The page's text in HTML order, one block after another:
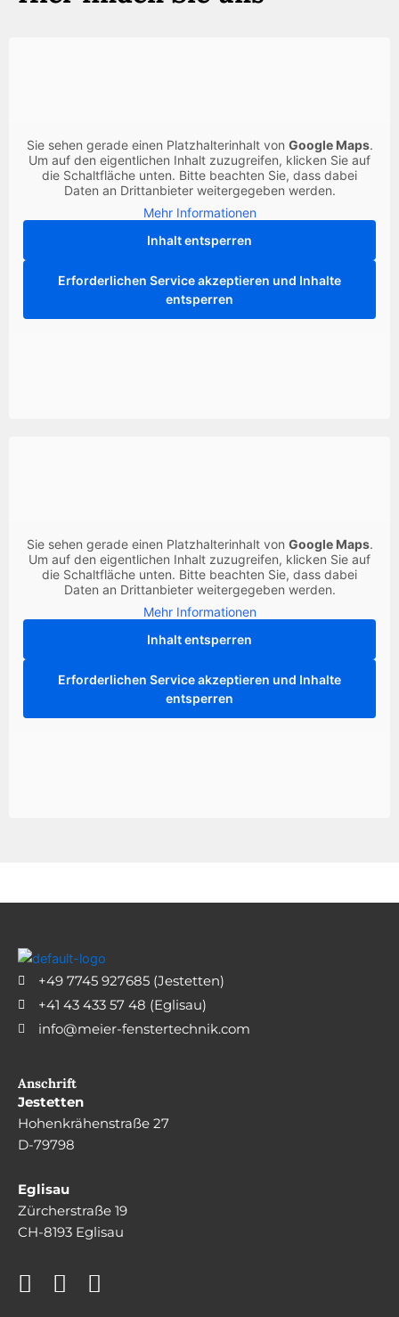
Sie sehen gerade einen Platzhalterinhalt von Google Maps.
Um auf den eigentlichen Inhalt zuzugreifen, klicken Sie auf
die Schaltfläche unten. Bitte beachten Sie, dass dabei
Daten an Drittanbieter weitergegeben werden.
Mehr Informationen
Inhalt entsperren
Erforderlichen Service akzeptieren und Inhalte
entsperren
Sie sehen gerade einen Platzhalterinhalt von Google Maps.
Um auf den eigentlichen Inhalt zuzugreifen, klicken Sie auf
die Schaltfläche unten. Bitte beachten Sie, dass dabei
Daten an Drittanbieter weitergegeben werden.
Mehr Informationen
Inhalt entsperren
Erforderlichen Service akzeptieren und Inhalte
entsperren
+49 7745 927685 (Jestetten)
+41 43 433 57 48 (Eglisau)
info@meier-fenstertechnik.com
Anschrift
Jestetten
Hohenkrähenstraße 27
D-79798
Eglisau
Zürcherstraße 19
CH-8193 Eglisau